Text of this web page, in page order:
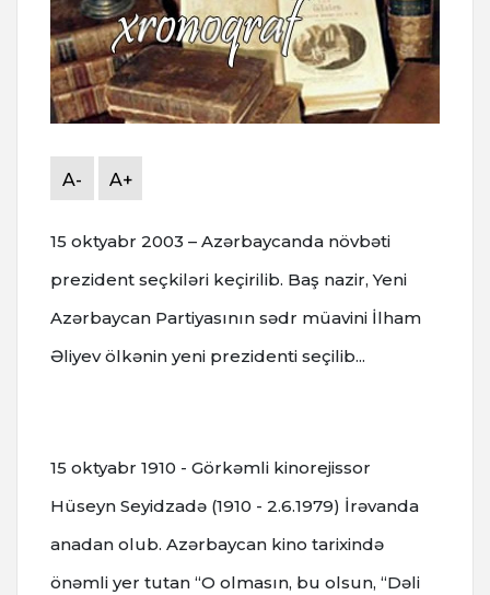
A- A+
15 oktyabr 2003 – Azərbaycanda növbəti
prezident seçkiləri keçirilib. Baş nazir, Yeni
Azərbaycan Partiyasının sədr müavini İlham
Əliyev ölkənin yeni prezidenti seçilib...
15 oktyabr 1910 - Görkəmli kinorejissor
Hüseyn Seyidzadə (1910 - 2.6.1979) İrəvanda
anadan olub. Azərbaycan kino tarixində
önəmli yer tutan “O olmasın, bu olsun, “Dəli